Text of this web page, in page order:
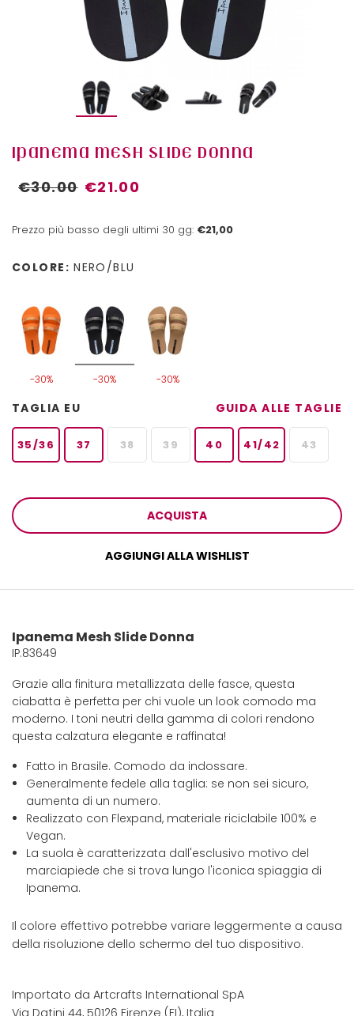
IPANEMA MESH SLIDE DONNA
€30.00 €21.00
Prezzo più basso degli ultimi 30 gg: €21,00
COLORE: NERO/BLU
-30% -30% -30%
TAGLIA EU GUIDA ALLE TAGLIE
35/36 37 38 39 40 41/42 43
ACQUISTA
AGGIUNGI ALLA WISHLIST
Ipanema Mesh Slide Donna
IP.83649
Grazie alla finitura metallizzata delle fasce, questa
ciabatta è perfetta per chi vuole un look comodo ma
moderno. I toni neutri della gamma di colori rendono
questa calzatura elegante e raffinata!
Fatto in Brasile. Comodo da indossare.
Generalmente fedele alla taglia: se non sei sicuro,
aumenta di un numero.
Realizzato con Flexpand, materiale riciclabile 100% e
Vegan.
La suola è caratterizzata dall'esclusivo motivo del
marciapiede che si trova lungo l'iconica spiaggia di
Ipanema.
Il colore effettivo potrebbe variare leggermente a causa
della risoluzione dello schermo del tuo dispositivo.
Importato da Artcrafts International SpA